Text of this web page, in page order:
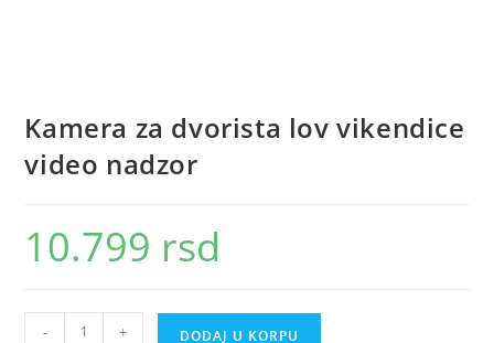
Kamera za dvorista lov vikendice
video nadzor
10.799 rsd
- + DODAJ U KORPU